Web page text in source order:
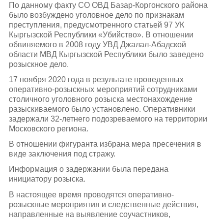
По данному факту СО ОВД Базар-Коргонского района
было возбуждено уголовное дело по признакам
преступления, предусмотренного статьей 97 УК
Кыргызской Республики «Убийство». В отношении
обвиняемого в 2008 году УВД Джалал-Абадской
области МВД Кыргызской Республики было заведено
розыскное дело.
17 ноября 2020 года в результате проведенных
оперативно-розыскных мероприятий сотрудниками
столичного уголовного розыска местонахождение
разыскиваемого было установлено. Оперативники
задержали 32-летнего подозреваемого на территории
Московского региона.
В отношении фигуранта избрана мера пресечения в
виде заключения под стражу.
Информация о задержании была передана
инициатору розыска.
В настоящее время проводятся оперативно-
розыскные мероприятия и следственные действия,
направленные на выявление соучастников,